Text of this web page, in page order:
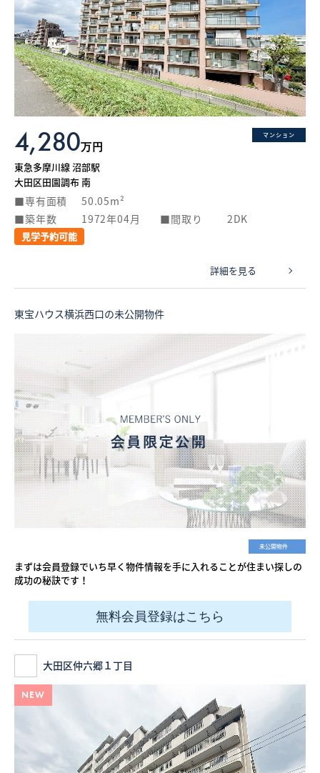
マンション
4,280万円
東急多摩川線 沼部駅
大田区田園調布 南
専有面積
50.05m²
築年数
1972年04月 間取り 2DK
見学予約可能
詳細を見る
東宝ハウス横浜西口の未公開物件
未公開物件
まずは会員登録でいち早く物件情報を手に入れることが住まい探しの
成功の秘訣です！
無料会員登録はこちら
大田区仲六郷１丁目
NEW